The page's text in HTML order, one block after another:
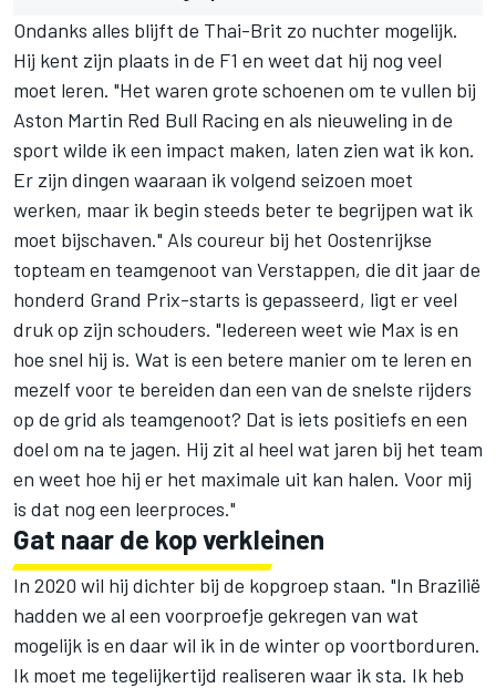
Ondanks alles blijft de Thai-Brit zo nuchter mogelijk.
Hij kent zijn plaats in de F1 en weet dat hij nog veel
moet leren. "Het waren grote schoenen om te vullen bij
Aston Martin Red Bull Racing en als nieuweling in de
sport wilde ik een impact maken, laten zien wat ik kon.
Er zijn dingen waaraan ik volgend seizoen moet
werken, maar ik begin steeds beter te begrijpen wat ik
moet bijschaven." Als coureur bij het Oostenrijkse
topteam en teamgenoot van Verstappen, die dit jaar de
honderd Grand Prix-starts is gepasseerd, ligt er veel
druk op zijn schouders. "Iedereen weet wie Max is en
hoe snel hij is. Wat is een betere manier om te leren en
mezelf voor te bereiden dan een van de snelste rijders
op de grid als teamgenoot? Dat is iets positiefs en een
doel om na te jagen. Hij zit al heel wat jaren bij het team
en weet hoe hij er het maximale uit kan halen. Voor mij
is dat nog een leerproces."
Gat naar de kop verkleinen
In 2020 wil hij dichter bij de kopgroep staan. "In Brazilië
hadden we al een voorproefje gekregen van wat
mogelijk is en daar wil ik in de winter op voortborduren.
Ik moet me tegelijkertijd realiseren waar ik sta. Ik heb